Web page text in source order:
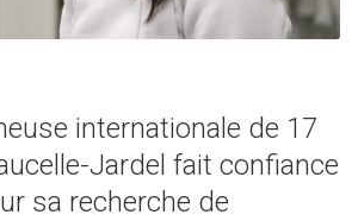
internationale de 17
Jardel fait confiance
sa recherche de